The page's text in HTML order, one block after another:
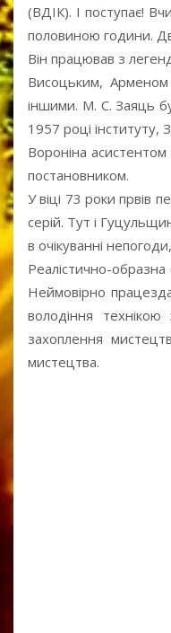
(ВДІК). І поступає!
половиною години.
Він працював з
Висоцьким,
іншими. М. С. Заяць
1957 році
Вороніна
постановником.
У віці 73 роки првів
серій. Тут і
в очікуванні
Реалістично-
Неймовірно
володіння
захоплення
мистецтва.